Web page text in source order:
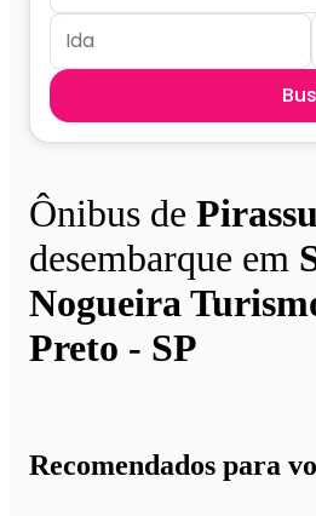
Ônibus de
desembarque em
Nogueira
Preto - SP
Recomendados para